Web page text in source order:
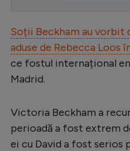
Campionate
Starurile
Clasamente
Soții Beckham au vorbit
aduse de Rebecca Loos
ce fostul internațional
Madrid.
Victoria Beckham a
perioadă a fost extrem
ei cu David a fost serios